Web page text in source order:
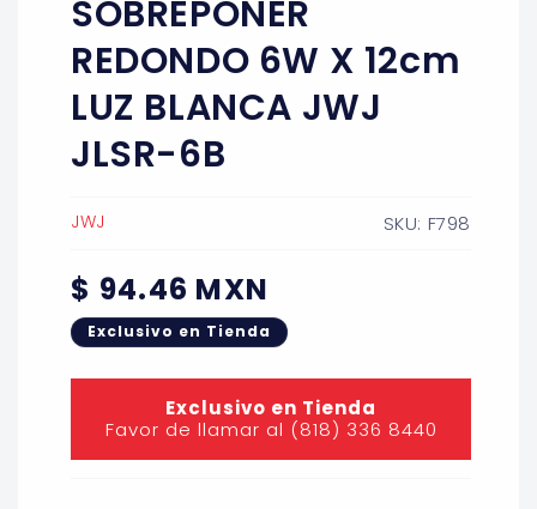
SOBREPONER
REDONDO 6W X 12cm
LUZ BLANCA JWJ
JLSR-6B
JWJ SKU: F798
Precio
habitual
$ 94.46 MXN
Exclusivo en Tienda
Exclusivo en Tienda
Favor de llamar al (818) 336 8440